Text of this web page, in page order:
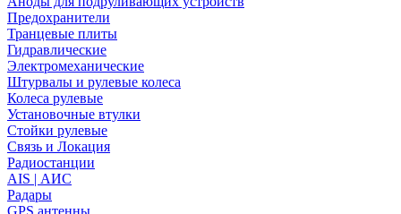
Предохранители
Транцевые плиты
Гидравлические
Электромеханические
Штурвалы и рулевые колеса
Колеса рулевые
Установочные втулки
Стойки рулевые
Связь и Локация
Радиостанции
AIS | АИС
Радары
GPS антенны